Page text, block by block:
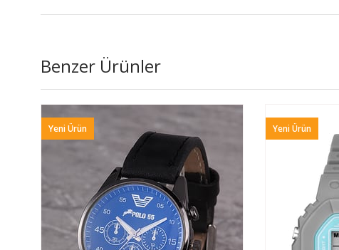
Benzer Ürünler
Yeni Ürün Yeni Ürün